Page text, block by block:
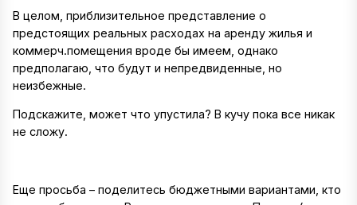
В целом, приблизительное представление о
предстоящих реальных расходах на аренду жилья и
коммерч.помещения вроде бы имеем, однако
предполагаю, что будут и непредвиденные, но
неизбежные.
Подскажите, может что упустила? В кучу пока все никак
не сложу.
Еще просьба – поделитесь бюджетными вариантами, кто